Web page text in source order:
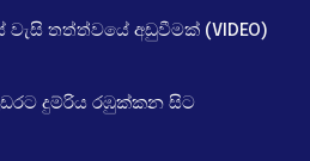
තත්ත්වයේ අඩුවීමක් (VIDEO)
දුම්රිය රඹුක්කන සිට